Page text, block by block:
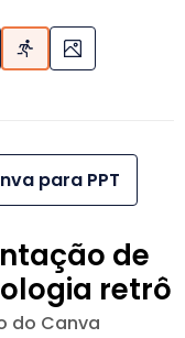
para PPT
de
retrô
do Canva